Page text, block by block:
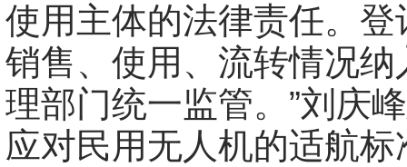
使用主体的法律责任。登
销售、使用、流转情况纳
理部门统一监管。”刘庆
应对民用无人机的适航标